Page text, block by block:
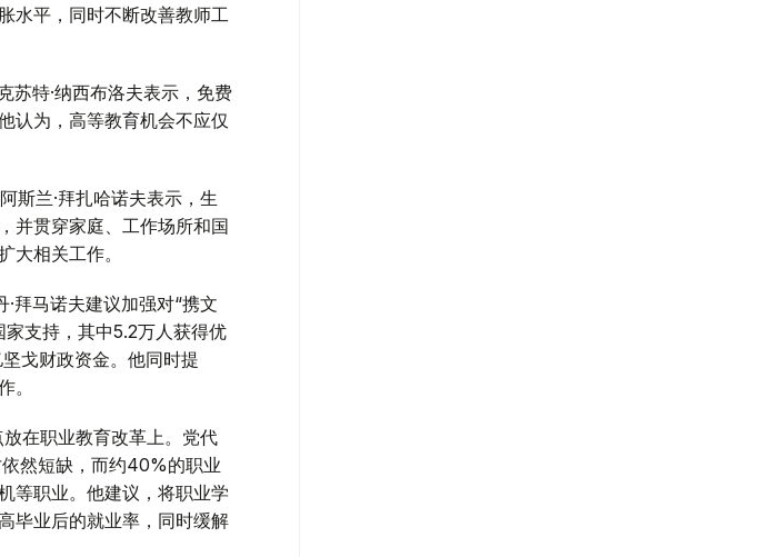
水平，同时不断改善教师工
苏特·纳西布洛夫表示，免费
认为，高等教育机会不应仅
斯兰·拜扎哈诺夫表示，生
并贯穿家庭、工作场所和国
大相关工作。
拜马诺夫建议加强对“携文
支持，其中5.2万人获得优
戈财政资金。他同时提
。
在职业教育改革上。党代
然短缺，而约40%的职业
等职业。他建议，将职业学
毕业后的就业率，同时缓解